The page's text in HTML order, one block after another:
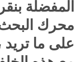
المفضلة
محرك البحث
على ما تريد